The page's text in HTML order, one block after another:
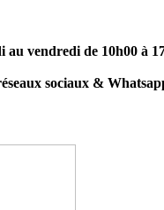
au vendredi de 10h00 à
sociaux &